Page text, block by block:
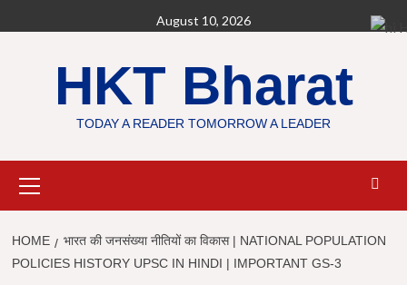
to
August 10, 2026
HKT Bharat
TODAY A READER TOMORROW A LEADER
Menu
HOME
भारत की जनसंख्या नीतियों का विकास | NATIONAL POPULATION
POLICIES HISTORY UPSC IN HINDI | IMPORTANT GS-3